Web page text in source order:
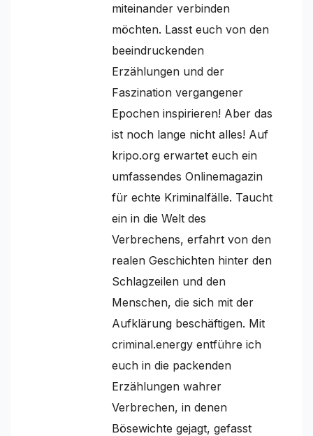
miteinander verbinden
möchten. Lasst euch von den
beeindruckenden
Erzählungen und der
Faszination vergangener
Epochen inspirieren! Aber das
ist noch lange nicht alles! Auf
kripo.org erwartet euch ein
umfassendes Onlinemagazin
für echte Kriminalfälle. Taucht
ein in die Welt des
Verbrechens, erfahrt von den
realen Geschichten hinter den
Schlagzeilen und den
Menschen, die sich mit der
Aufklärung beschäftigen. Mit
criminal.energy entführe ich
euch in die packenden
Erzählungen wahrer
Verbrechen, in denen
Bösewichte gejagt, gefasst